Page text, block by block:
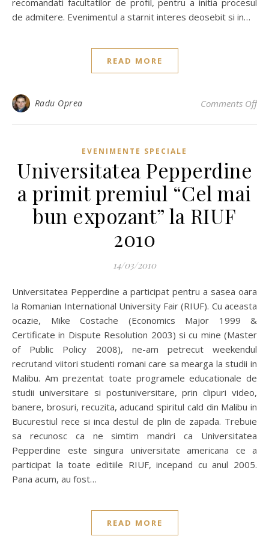
recomandati facultatilor de profil, pentru a initia procesul
de admitere. Evenimentul a starnit interes deosebit si in…
READ MORE
Radu Oprea Comments Offon
EVENIMENTE SPECIALE
Universitatea Pepperdine
a primit premiul “Cel mai
bun expozant” la RIUF
2010
14/03/2010
Universitatea Pepperdine a participat pentru a sasea oara
la Romanian International University Fair (RIUF). Cu aceasta
ocazie, Mike Costache (Economics Major 1999 &
Certificate in Dispute Resolution 2003) si cu mine (Master
of Public Policy 2008), ne-am petrecut weekendul
recrutand viitori studenti romani care sa mearga la studii in
Malibu. Am prezentat toate programele educationale de
studii universitare si postuniversitare, prin clipuri video,
banere, brosuri, recuzita, aducand spiritul cald din Malibu in
Bucurestiul rece si inca destul de plin de zapada. Trebuie
sa recunosc ca ne simtim mandri ca Universitatea
Pepperdine este singura universitate americana ce a
participat la toate editiile RIUF, incepand cu anul 2005.
Pana acum, au fost…
READ MORE